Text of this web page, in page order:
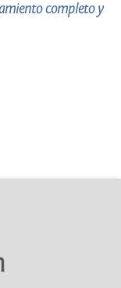
completo y